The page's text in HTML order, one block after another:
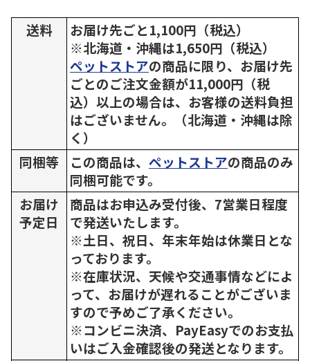
送料
お届け先ごと1,100円（税込）
※北海道・沖縄は1,650円（税込）
ペットストアの商品に限り、お届け先
ごとのご注文金額が11,000円（税
込）以上の場合は、お客様の送料負担
はございません。（北海道・沖縄は除
く）
同梱等
この商品は、 ペットストアの商品のみ
同梱可能です。
お届け
予定日
商品はお申込み受付後、7営業日程度
で発送いたします。
※土日、祝日、年末年始は休業日とな
っております。
※在庫状況、天候や交通事情などによ
って、お届けが遅れることがございま
すので予めご了承ください。
※コンビニ決済、PayEasyでのお支払
いはご入金確認後の発送となります。